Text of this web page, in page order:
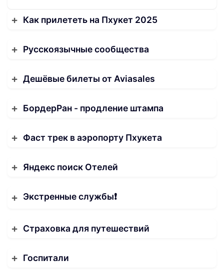
Как прилететь на Пхукет 2025
Русскоязычные сообщества
Дешёвые билеты от Aviasales
БордерРан - продление штампа
Фаст трек в аэропорту Пхукета
Яндекс поиск Отелей
Экстренные службы❗️
Страховка для путешествий
Госпитали